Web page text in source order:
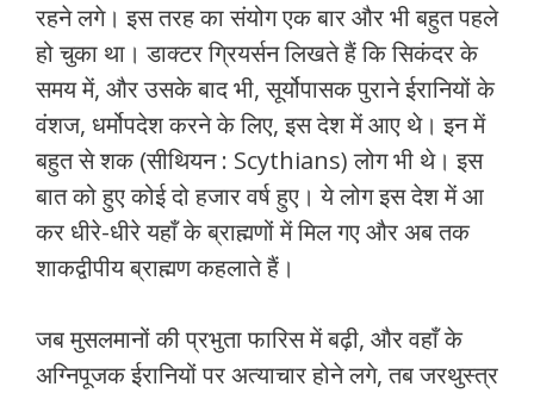
रहने लगे। इस तरह का संयोग एक बार और भी बहुत पहले
हो चुका था। डाक्‍टर ग्रियर्सन लिखते हैं कि सिकंदर के
समय में, और उसके बाद भी, सूर्योपासक पुराने ईरानियों के
वंशज, धर्मोपदेश करने के लिए, इस देश में आए थे। इन में
बहुत से शक (सीथियन : Scythians) लोग भी थे। इस
बात को हुए कोई दो हजार वर्ष हुए। ये लोग इस देश में आ
कर धीरे-धीरे यहाँ के ब्राह्मणों में मिल गए और अब तक
शाकद्वीपीय ब्राह्मण कहलाते हैं।
जब मुसलमानों की प्रभुता फारिस में बढ़ी, और वहाँ के
अग्निपूजक ईरानियों पर अत्‍याचार होने लगे, तब जरथुस्त्र